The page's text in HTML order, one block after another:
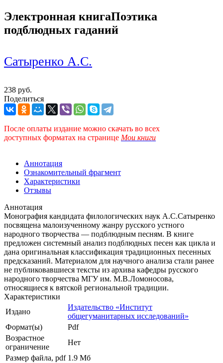
Электронная книгаПоэтика
подблюдных гаданий
Сатыренко А.С.
238 руб.
Поделиться
После оплаты издание можно скачать во всех
доступных форматах на странице Мои книги
Аннотация
Ознакомительный фрагмент
Характеристики
Отзывы
Аннотация
Монография кандидата филологических наук А.С.Сатыренко
посвящена малоизученному жанру русского устного
народного творчества — подблюдным песням. В книге
предложен системный анализ подблюдных песен как цикла и
дана оригинальная классификация традиционных песенных
предсказаний. Материалом для научного анализа стали ранее
не публиковавшиеся тексты из архива кафедры русского
народного творчества МГУ им. М.В.Ломоносова,
относящиеся к вятской региональной традиции.
Характеристики
Издано
Издательство «Институт
общегуманитарных исследований»
Формат(ы)
Pdf
Возрастное
ограничение
Нет
Размер файла, pdf 1.9 Mб